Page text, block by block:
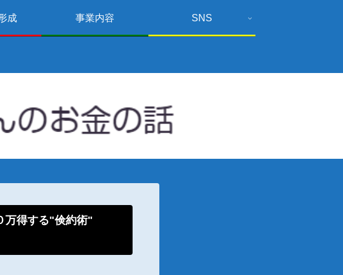
成 事業内容 SNS
万得する"倹約術"